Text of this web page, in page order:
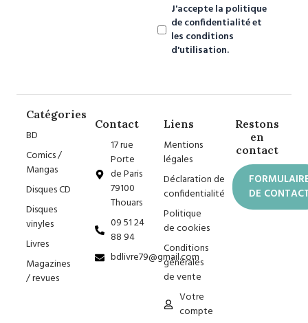
J'accepte la politique
de confidentialité et
les conditions
d'utilisation.
Catégories
BD
Comics /
Mangas
Disques CD
Disques
vinyles
Livres
Magazines
/ revues
Contact
17 rue
Porte
de Paris
79100
Thouars
09 51 24
88 94
bdlivre79@gmail.com
Liens
Mentions
légales
Déclaration de
confidentialité
Politique
de cookies
Conditions
générales
de vente
Votre
compte
Restons
en
contact
DE